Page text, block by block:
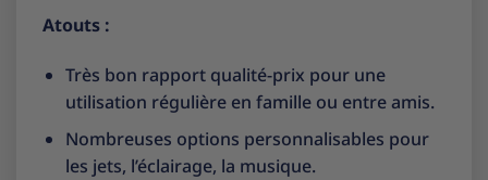
Atouts :
Très bon rapport qualité-prix pour une
utilisation régulière en famille ou entre amis.
Nombreuses options personnalisables pour
les jets, l’éclairage, la musique.